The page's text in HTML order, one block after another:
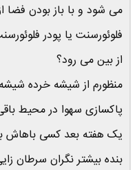
می شود و با باز بودن فضا
فلوئورسنت یا پودر
از بین می رود؟
منظورم از شیشه خرده
پاکسازی سهوا در محیط
یک هفته بعد کسی باهاش
بنده بیشتر نگران سرطان